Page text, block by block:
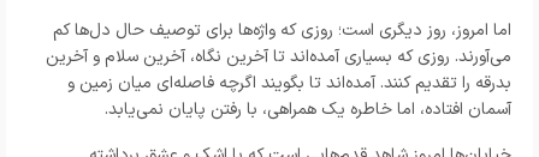
اما امروز، روز دیگری است؛ روزی که واژه‌ها برای توصیف حال دل‌ها کم
می‌آورند. روزی که بسیاری آمده‌اند تا آخرین نگاه، آخرین سلام و آخرین
بدرقه را تقدیم کنند. آمده‌اند تا بگویند اگرچه فاصله‌ای میان زمین و
آسمان افتاده، اما خاطره یک همراهی، با رفتن پایان نمی‌یابد.